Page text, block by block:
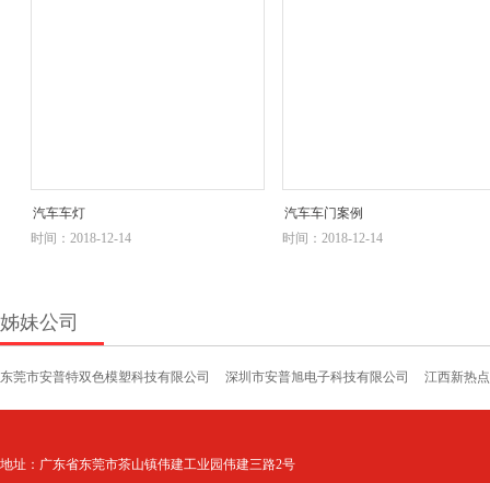
汽车车灯
时间：2018-12-14
汽车车门案例
时间：2018-12-14
姊妹公司
东莞市安普特双色模塑科技有限公司 深圳市安普旭电子科技有限公司 江西新热
地址：广东省东莞市茶山镇伟建工业园伟建三路2号